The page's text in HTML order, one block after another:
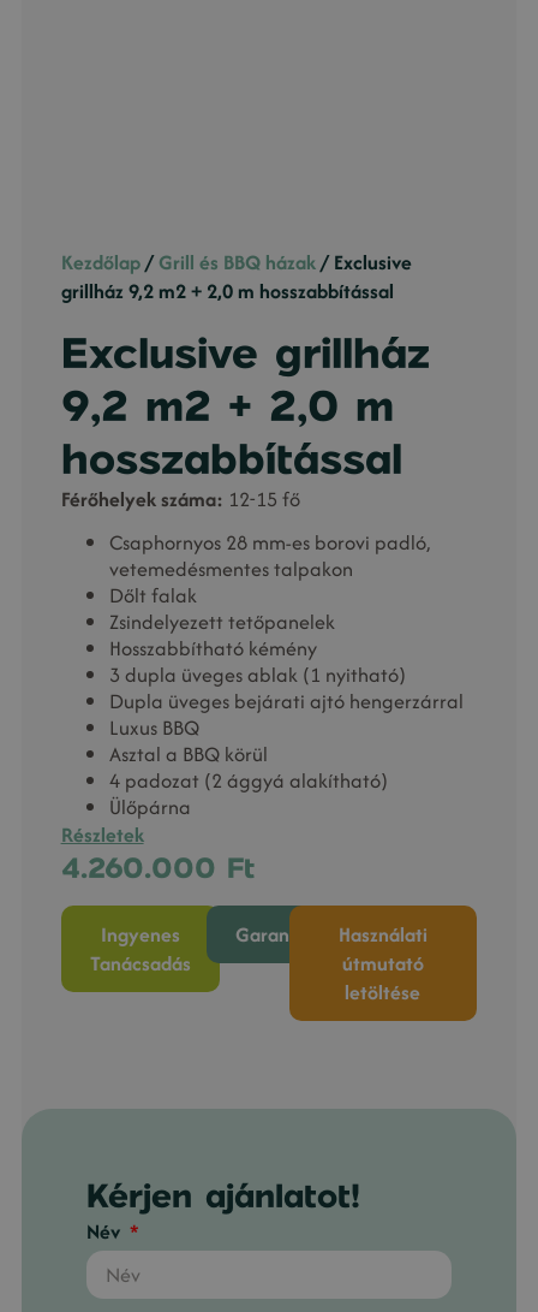
Kezdőlap/Grill és BBQ házak/ Exclusive
grillház 9,2 m2 + 2,0 m hosszabbítással
Exclusive grillház
9,2 m2 + 2,0 m
hosszabbítással
Férőhelyek száma: 12-15 fő
Csaphornyos 28 mm-es borovi padló,
vetemedésmentes talpakon
Dőlt falak
Zsindelyezett tetőpanelek
Hosszabbítható kémény
3 dupla üveges ablak (1 nyitható)
Dupla üveges bejárati ajtó hengerzárral
Luxus BBQ
Asztal a BBQ körül
4 padozat (2 ággyá alakítható)
Ülőpárna
Részletek
4.260.000 Ft
Ingyenes
Tanácsadás
Garancia
Használati
útmutató
letöltése
Kérjen ajánlatot!
Név